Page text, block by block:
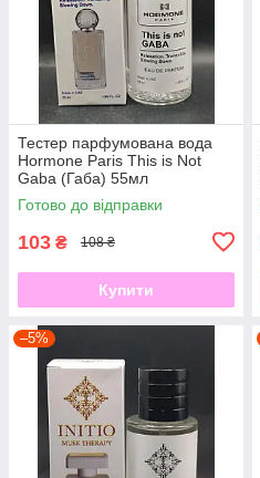
Тестер парфумована вода
Hormone Paris This is Not
Gaba (Габа) 55мл
Готово до відправки
103 ₴ 108 ₴
Купити
–5%